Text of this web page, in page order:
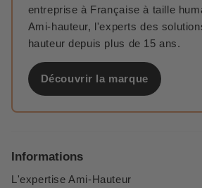
entreprise à Française à taille
Ami-hauteur, l'experts des
hauteur depuis plus de 15 ans.
Découvrir la marque
Informations
L'expertise Ami-Hauteur